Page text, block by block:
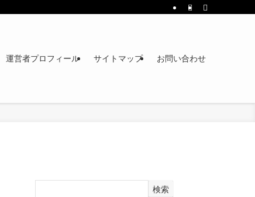
運営者プロフィール サイトマップ お問い合わせ
検索